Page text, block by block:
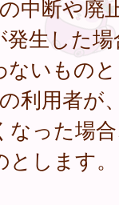
中断や廃
生した
ないもの
利用者が
なった場
します。